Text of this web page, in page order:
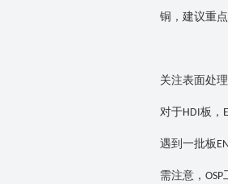
铜，建议重
关注表面处
对于HDI板，
遇到一批板
需注意， OSP